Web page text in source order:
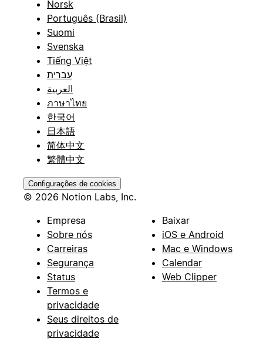
Norsk
Português (Brasil)
Suomi
Svenska
Tiếng Việt
עברית
العربية
ภาษาไทย
한국어
日本語
简体中文
繁體中文
Configurações de cookies
© 2026 Notion Labs, Inc.
Empresa
Sobre nós
Carreiras
Segurança
Status
Termos e
privacidade
Seus direitos de
privacidade
Baixar
iOS e Android
Mac e Windows
Calendar
Web Clipper